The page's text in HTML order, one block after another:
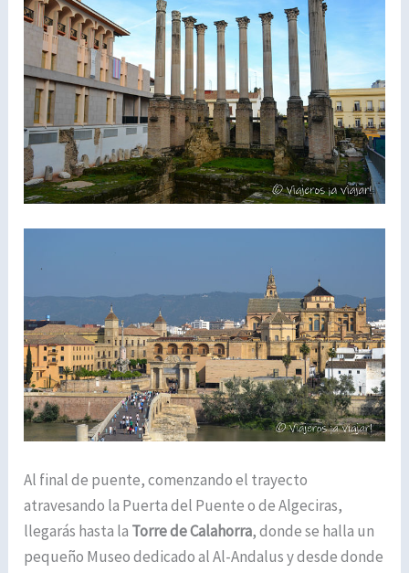
Al final de puente, comenzando el trayecto
atravesando la Puerta del Puente o de Algeciras,
llegarás hasta la Torre de Calahorra, donde se halla un
pequeño Museo dedicado al Al-Andalus y desde donde